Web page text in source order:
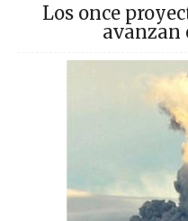
Los once
avanzan